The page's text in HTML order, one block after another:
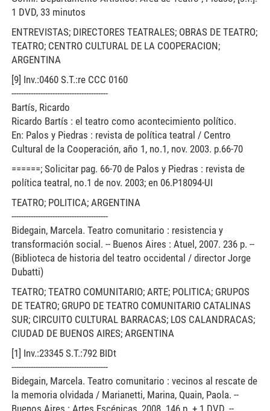
1 DVD, 33 minutos
ENTREVISTAS; DIRECTORES TEATRALES; OBRAS DE TEATRO;
TEATRO; CENTRO CULTURAL DE LA COOPERACION;
ARGENTINA
[9] Inv.:0460 S.T.:re CCC 0160
----------------------------------------
Bartís, Ricardo
Ricardo Bartís : el teatro como acontecimiento político.
En: Palos y Piedras : revista de política teatral / Centro
Cultural de la Cooperación, año 1, no.1, nov. 2003. p.66-70
======; Solicitar pag. 66-70 de Palos y Piedras : revista de
política teatral, no.1 de nov. 2003; en 06.P18094-UI
TEATRO; POLITICA; ARGENTINA
----------------------------------------
Bidegain, Marcela. Teatro comunitario : resistencia y
transformación social. -- Buenos Aires : Atuel, 2007. 236 p. --
(Biblioteca de historia del teatro occidental / director Jorge
Dubatti)
TEATRO; TEATRO COMUNITARIO; ARTE; POLITICA; GRUPOS
DE TEATRO; GRUPO DE TEATRO COMUNITARIO CATALINAS
SUR; CIRCUITO CULTURAL BARRACAS; LOS CALANDRACAS;
CIUDAD DE BUENOS AIRES; ARGENTINA
[1] Inv.:23345 S.T.:792 BIDt
----------------------------------------
Bidegain, Marcela. Teatro comunitario : vecinos al rescate de
la memoria olvidada / Marianetti, Marina, Quain, Paola. --
Buenos Aires : Artes Escénicas, 2008. 146 p. + 1 DVD. --